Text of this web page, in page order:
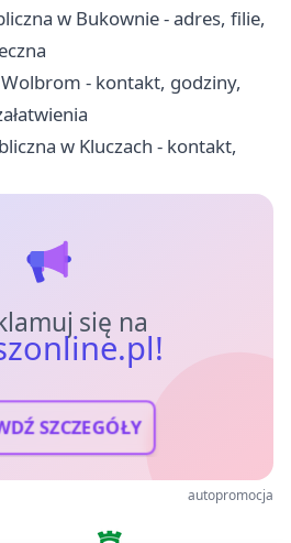
w Bukownie - adres, filie,
- kontakt, godziny,
w Kluczach - kontakt,
się na
SZCZEGÓŁY
autopromocja